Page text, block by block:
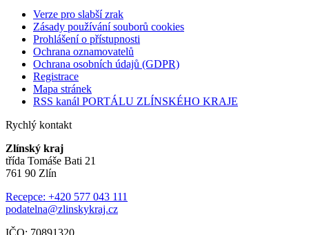
Verze pro slabší zrak
Zásady používání souborů cookies
Prohlášení o přístupnosti
Ochrana oznamovatelů
Ochrana osobních údajů (GDPR)
Registrace
Mapa stránek
RSS kanál PORTÁLU ZLÍNSKÉHO KRAJE
Rychlý kontakt
Zlínský kraj
třída Tomáše Bati 21
761 90 Zlín
Recepce: +420 577 043 111
podatelna@zlinskykraj.cz
IČO: 70891320